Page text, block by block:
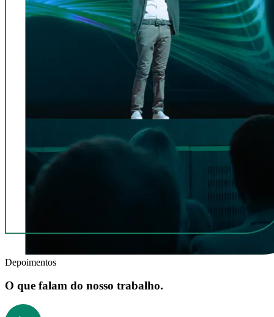
Depoimentos
O que falam do nosso trabalho.